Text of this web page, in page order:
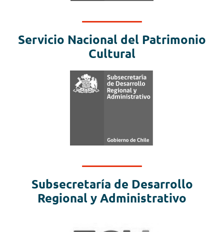
Servicio Nacional del Patrimonio
Cultural
Subsecretaría de Desarrollo
Regional y Administrativo